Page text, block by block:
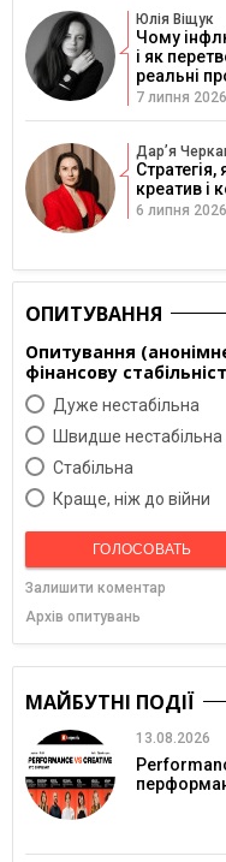
Юлія Віщук
Чому
і як
реальні
7 липня 2026
Дарʼя
креатив і
6 липня 2026
ОПИТУВАННЯ
Опитування
фінансову
Дуже нестабільна
Швидше нестабільна
Cтабільна
Краще, ніж до війни
ГОЛОСОВАТЬ
Залишити коментар
Архів опитувань
МАЙБУТНІ ПОДІЇ
13.08.2026